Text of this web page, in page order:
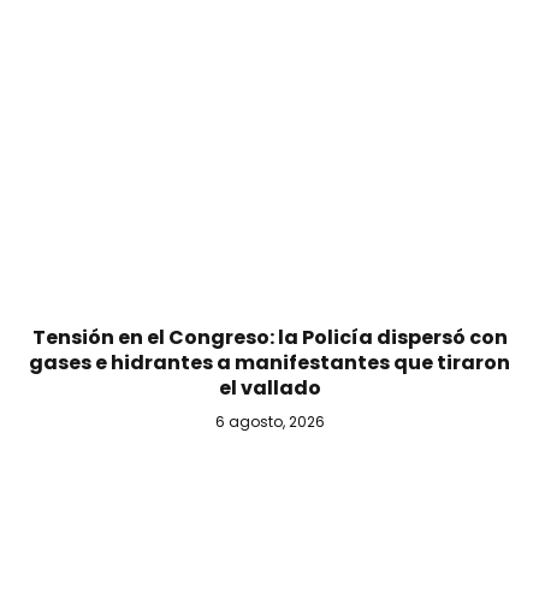
Tensión en el Congreso: la Policía dispersó con
gases e hidrantes a manifestantes que tiraron
el vallado
6 agosto, 2026